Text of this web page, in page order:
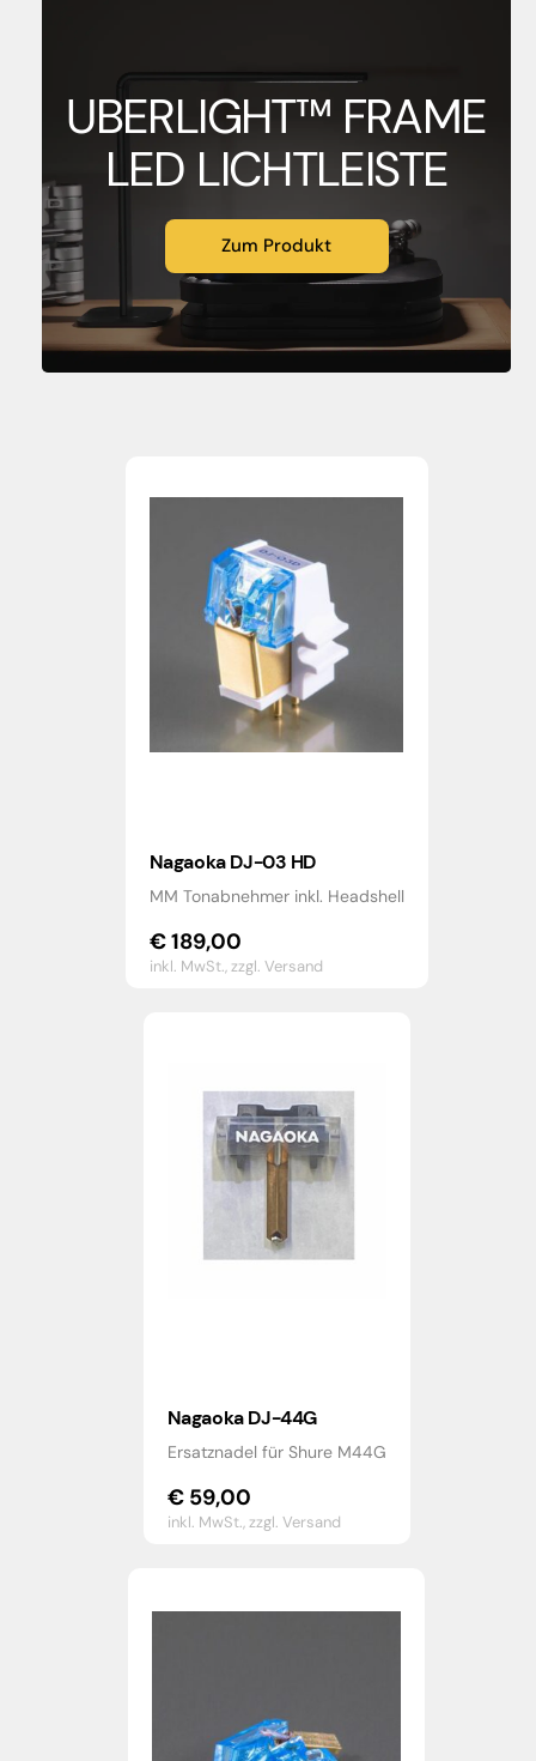
UBERLIGHT™ FRAME
LED LICHTLEISTE
Zum Produkt
Nagaoka DJ-03 HD
MM Tonabnehmer inkl. Headshell
€189,00
inkl. MwSt.,zzgl. Versand
Nagaoka DJ-44G
Ersatznadel für Shure M44G
€59,00
inkl. MwSt.,zzgl. Versand